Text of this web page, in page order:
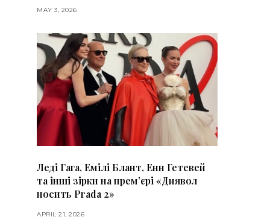
MAY 3, 2026
Леді Гага, Емілі Блант, Енн Гетевей
та інші зірки на премʼєрі «Диявол
носить Prada 2»
APRIL 21, 2026